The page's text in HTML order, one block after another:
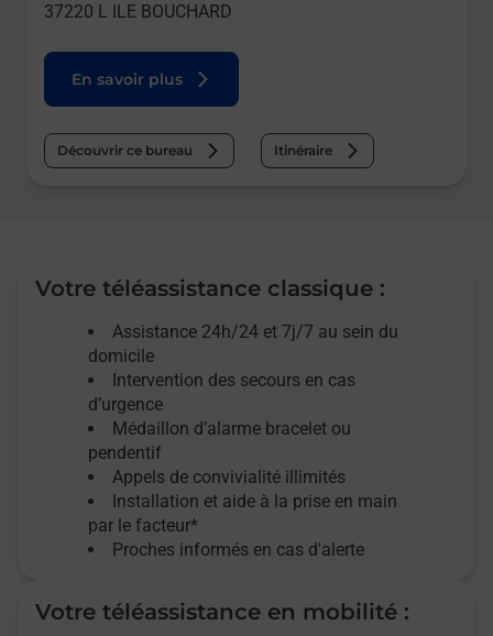
37220 L ILE BOUCHARD
En savoir plus
Découvrir ce bureau Itinéraire
Votre téléassistance classique :
Assistance 24h/24 et 7j/7 au sein du
domicile
Intervention des secours en cas
d’urgence
Médaillon d’alarme bracelet ou
pendentif
Appels de convivialité illimités
Installation et aide à la prise en main
par le facteur*
Proches informés en cas d'alerte
Votre téléassistance en mobilité :